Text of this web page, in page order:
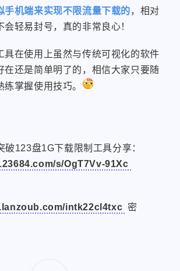
手机端来实现不限流量下载的，相对
会轻易封号，真的非常良心！
具在使用上虽然与传统可视化的软件
在还是简单明了的，相信大家只要随
掌握使用技巧。
123盘1G下载限制工具分享：
s/OgT7Vv-91Xc
intk22cl4txc 密